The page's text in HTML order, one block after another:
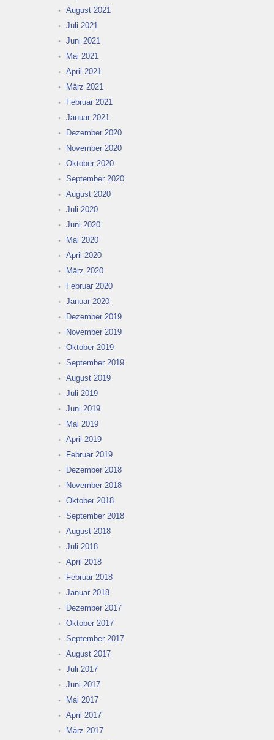
August 2021
Juli 2021
Juni 2021
Mai 2021
April 2021
März 2021
Februar 2021
Januar 2021
Dezember 2020
November 2020
Oktober 2020
September 2020
August 2020
Juli 2020
Juni 2020
Mai 2020
April 2020
März 2020
Februar 2020
Januar 2020
Dezember 2019
November 2019
Oktober 2019
September 2019
August 2019
Juli 2019
Juni 2019
Mai 2019
April 2019
Februar 2019
Dezember 2018
November 2018
Oktober 2018
September 2018
August 2018
Juli 2018
April 2018
Februar 2018
Januar 2018
Dezember 2017
Oktober 2017
September 2017
August 2017
Juli 2017
Juni 2017
Mai 2017
April 2017
März 2017